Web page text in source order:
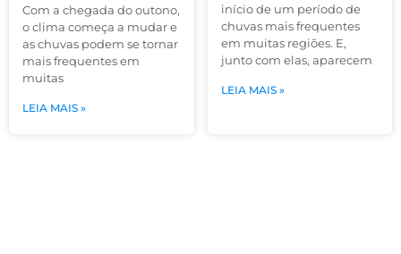
Com a chegada do outono,
o clima começa a mudar e
as chuvas podem se tornar
mais frequentes em
muitas
LEIA MAIS »
início de um período de
chuvas mais frequentes
em muitas regiões. E,
junto com elas, aparecem
LEIA MAIS »